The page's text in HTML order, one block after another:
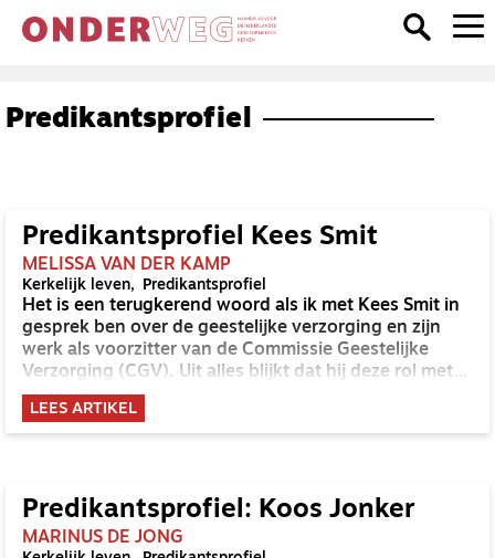
Predikantsprofiel
Predikantsprofiel Kees Smit
MELISSA VAN DER KAMP
Kerkelijk leven Predikantsprofiel
Het is een terugkerend woord als ik met Kees Smit in
gesprek ben over de geestelijke verzorging en zijn
werk als voorzitter van de Commissie Geestelijke
Verzorging (CGV). Uit alles blijkt dat hij deze rol met
hart en ziel vervult. Niet in de laatste plaats gedreven
door zijn eigen ervaringen als geestelijk verzorger bij
Defensie. Kees stelt dat geestelijk verzorgers
van kerk en samenleving. Ik praat met Kees door over
zijn gedrevenheid als voorzitter en wat het geestelijk
verzorger-zijn voor hem heeft betekend.
LEES ARTIKEL
Predikantsprofiel: Koos Jonker
MARINUS DE JONG